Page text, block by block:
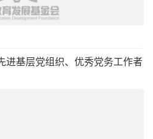
进基层党组织、优秀党务工作者